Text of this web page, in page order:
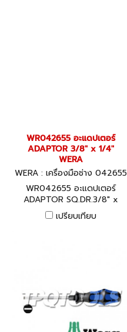
WR042655 อะแดปเตอร์
ADAPTOR 3/8" x 1/4"
WERA
WERA : เครื่องมือช่าง 042655
WR042655 อะแดปเตอร์
ADAPTOR SQ.DR.3/8" x
1/4" WERA สินค้าผลิตประเทศ
เยอรมัน / สินค้าประเทศเยอรมัน
เปรียบเทียบ